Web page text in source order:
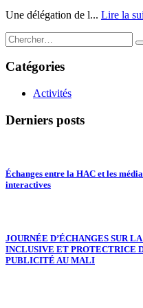
Une délégation de l... Lire la
Catégories
Activités
Derniers posts
Échanges entre la HAC et les
interactives
JOURNÉE D’ÉCHANGES SUR
INCLUSIVE ET PROTECTRICE
PUBLICITÉ AU MALI